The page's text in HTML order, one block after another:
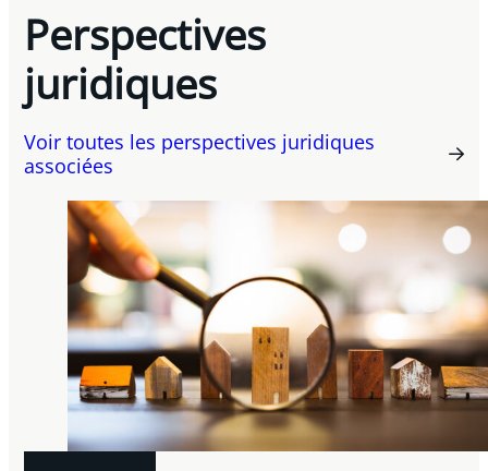
Perspectives
juridiques
Voir toutes les perspectives juridiques
associées